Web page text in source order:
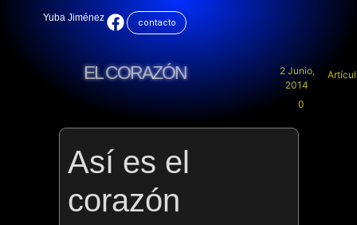
Yuba Jiménez contacto
EL CORAZÓN
2 Junio,
2014
0
Así es el
corazón